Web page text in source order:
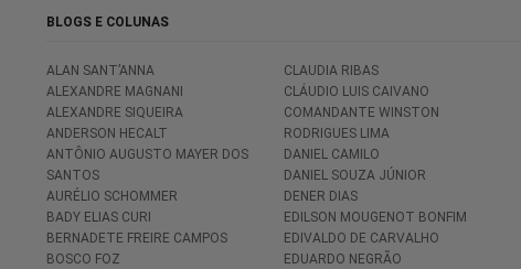
BLOGS E COLUNAS
ALAN SANT’ANNA
ALEXANDRE MAGNANI
ALEXANDRE SIQUEIRA
ANDERSON HECALT
ANTÔNIO AUGUSTO MAYER DOS
SANTOS
AURÉLIO SCHOMMER
BADY ELIAS CURI
BERNADETE FREIRE CAMPOS
BOSCO FOZ
CLAUDIA RIBAS
CLÁUDIO LUIS CAIVANO
COMANDANTE WINSTON
RODRIGUES LIMA
DANIEL CAMILO
DANIEL SOUZA JÚNIOR
DENER DIAS
EDILSON MOUGENOT BONFIM
EDIVALDO DE CARVALHO
EDUARDO NEGRÃO